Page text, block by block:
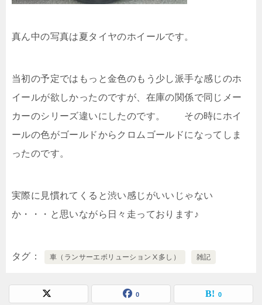
真ん中の写真は夏タイヤのホイールです。
当初の予定ではもっと金色のもう少し派手な感じのホ
イールが欲しかったのですが、在庫の関係で同じメー
カーのシリーズ違いにしたのです。 その時にホイ
ールの色がゴールドからクロムゴールドになってしま
ったのです。
実際に見慣れてくると渋い感じがいいじゃない
か・・・と思いながら日々走っております♪
タグ 車（ランサーエボリューションⅩ多し） 雑記
0 0